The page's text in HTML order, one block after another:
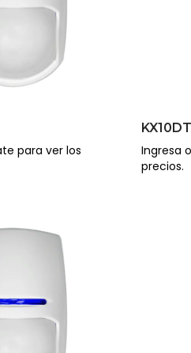
para ver los
Ingresa
precios.